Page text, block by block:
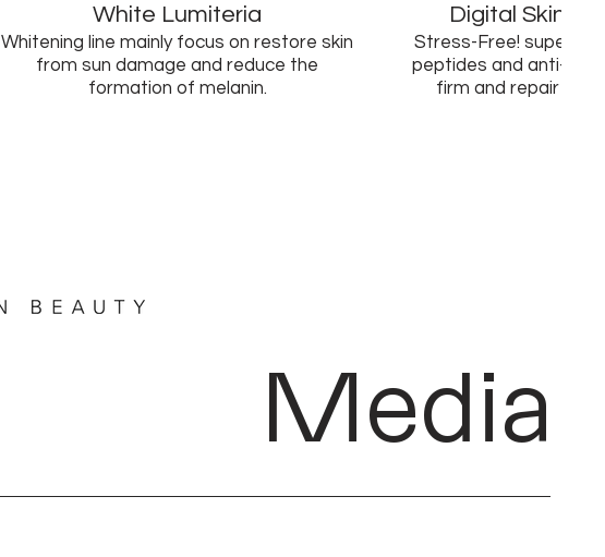
White Lumiteria
Whitening line mainly focus on restore skin
from sun damage and reduce the
formation of melanin.
Digital Skin
Stress-Free! supercharged
peptides and anti-
firm and repair skin
Media